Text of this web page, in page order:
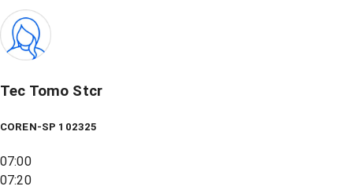
Tec Tomo Stcr
COREN-SP 102325
07:00
07:20